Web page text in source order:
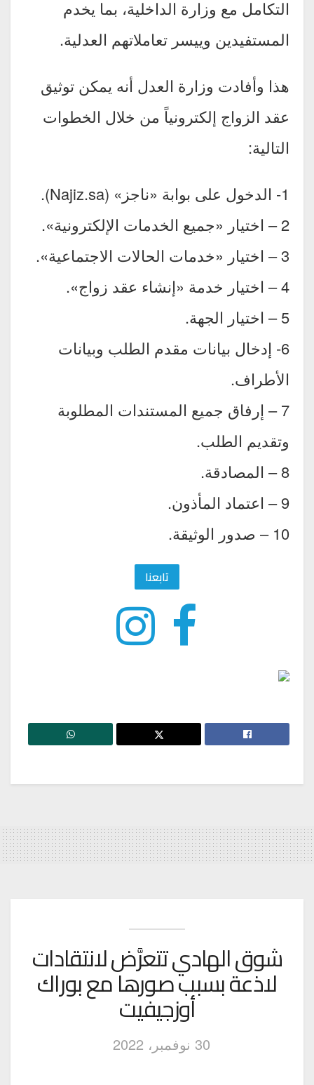
التكامل مع وزارة الداخلية، بما يخدم
المستفيدين وييسر تعاملاتهم العدلية.
هذا وأفادت وزارة العدل أنه يمكن توثيق
عقد الزواج إلكترونياً من خلال الخطوات
التالية:
1- الدخول على بوابة «ناجز» (Najiz.sa).
2 – اختيار «جميع الخدمات الإلكترونية».
3 – اختيار «خدمات الحالات الاجتماعية».
4 – اختيار خدمة «إنشاء عقد زواج».
5 – اختيار الجهة.
6- إدخال بيانات مقدم الطلب وبيانات
الأطراف.
7 – إرفاق جميع المستندات المطلوبة
وتقديم الطلب.
8 – المصادقة.
9 – اعتماد المأذون.
10 – صدور الوثيقة.
تابعنا
شوق الهادي تتعرَّض لانتقادات
لاذعة بسبب صورها مع بوراك
‏أوزجيفيت
30 نوفمبر، 2022